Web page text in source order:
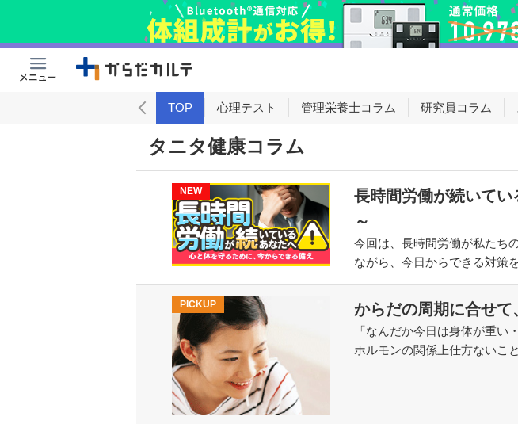
TOP 心理テスト 管理栄養士コラム 研究員コラム
男性向け
タニタ健康コラム
NEW
長時間労働が続いて
～
今回は、長時間労働が私たち
ながら、今日からできる対策
PICKUP からだの周期に合せて
「なんだか今日は身体が重い
ホルモンの関係上仕方ないこ